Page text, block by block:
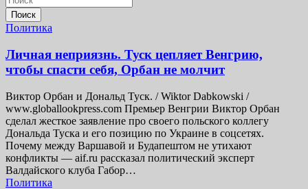
Поиск
Политика
Личная неприязнь. Туск цепляет Венгрию,
чтобы спасти себя, Орбан не молчит
Виктор Орбан и Дональд Туск. / Wiktor Dabkowski /
www.globallookpress.com Премьер Венгрии Виктор Орбан
сделал жесткое заявление про своего польского коллегу
Дональда Туска и его позицию по Украине в соцсетях.
Почему между Варшавой и Будапештом не утихают
конфликты — aif.ru рассказал политический эксперт
Валдайского клуба Габор…
Политика